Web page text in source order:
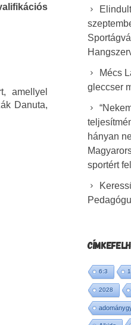
amellyel
Danuta,
Mécs
gleccser
hányan
sportért
6:3
2028